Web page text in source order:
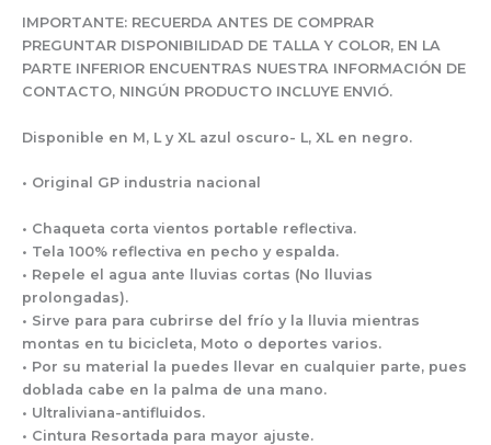
IMPORTANTE: RECUERDA ANTES DE COMPRAR
PREGUNTAR DISPONIBILIDAD DE TALLA Y COLOR, EN LA
PARTE INFERIOR ENCUENTRAS NUESTRA INFORMACIÓN DE
CONTACTO, NINGÚN PRODUCTO INCLUYE ENVIÓ.
Disponible en M, L y XL azul oscuro- L, XL en negro.
• Original GP industria nacional
• Chaqueta corta vientos portable reflectiva.
• Tela 100% reflectiva en pecho y espalda.
• Repele el agua ante lluvias cortas (No lluvias
prolongadas).
• Sirve para para cubrirse del frío y la lluvia mientras
montas en tu bicicleta, Moto o deportes varios.
• Por su material la puedes llevar en cualquier parte, pues
doblada cabe en la palma de una mano.
• Ultraliviana-antifluidos.
• Cintura Resortada para mayor ajuste.